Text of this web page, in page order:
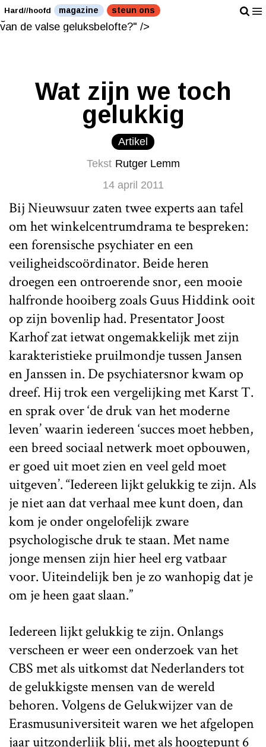
Was Tristan van der V. slachtoffer van de valse
geluksbelofte?" />Was Tristan van der V. slachtoffer
van de valse geluksbelofte?" />
Hard//hoofd magazine steun ons
Wat zijn we toch
gelukkig
Artikel
Tekst Rutger Lemm
14 april 2011
Bij Nieuwsuur zaten twee experts aan tafel
om het winkelcentrumdrama te bespreken:
een forensische psychiater en een
veiligheidscoördinator. Beide heren
droegen een ontroerende snor, een mooie
halfronde hooiberg zoals Guus Hiddink ooit
op zijn bovenlip had. Presentator Joost
Karhof zat ietwat ongemakkelijk met zijn
karakteristieke pruilmondje tussen Jansen
en Janssen in. De psychiatersnor kwam op
dreef. Hij trok een vergelijking met Karst T.
en sprak over ‘de druk van het moderne
leven’ waarin iedereen ‘succes moet hebben,
een breed sociaal netwerk moet opbouwen,
er goed uit moet zien en veel geld moet
uitgeven’. “Iedereen lijkt gelukkig te zijn. Als
je niet aan dat verhaal mee kunt doen, dan
kom je onder ongelofelijk zware
psychologische druk te staan. Met name
jonge mensen zijn hier heel erg vatbaar
voor. Uiteindelijk ben je zo wanhopig dat je
om je heen gaat slaan.”
Iedereen lijkt gelukkig te zijn. Onlangs
verscheen er weer een onderzoek van het
CBS met als uitkomst dat Nederlanders tot
de gelukkigste mensen van de wereld
behoren. Volgens de Gelukwijzer van de
Erasmusuniversiteit waren we het afgelopen
jaar uitzonderlijk blij, met als hoogtepunt 6